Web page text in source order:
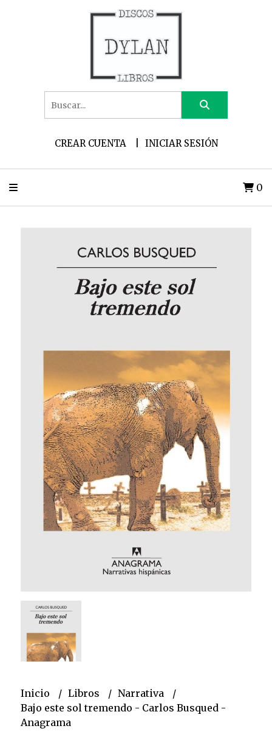
CREAR CUENTA INICIAR SESIÓN
0
Inicio Libros
Narrativa
Bajo este sol tremendo - Carlos Busqued -
Anagrama